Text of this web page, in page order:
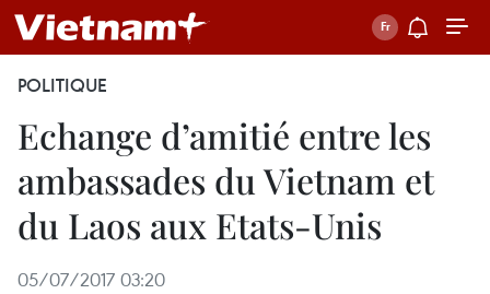
POLITIQUE
Echange d’amitié entre les
ambassades du Vietnam et
du Laos aux Etats-Unis
05/07/2017 03:20